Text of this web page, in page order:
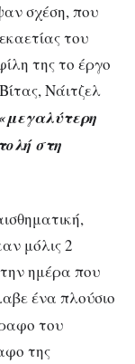
σχέση, που
του
της το έργο
Νάιτζελ
στη
μόλις 2
ημέρα που
ένα πλούσιο
του
της